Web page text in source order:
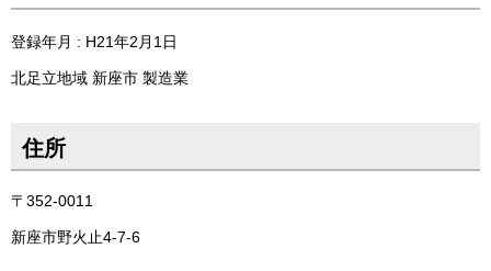
登録年月 : H21年2月1日
北足立地域 新座市 製造業
住所
〒352-0011
新座市野火止4-7-6